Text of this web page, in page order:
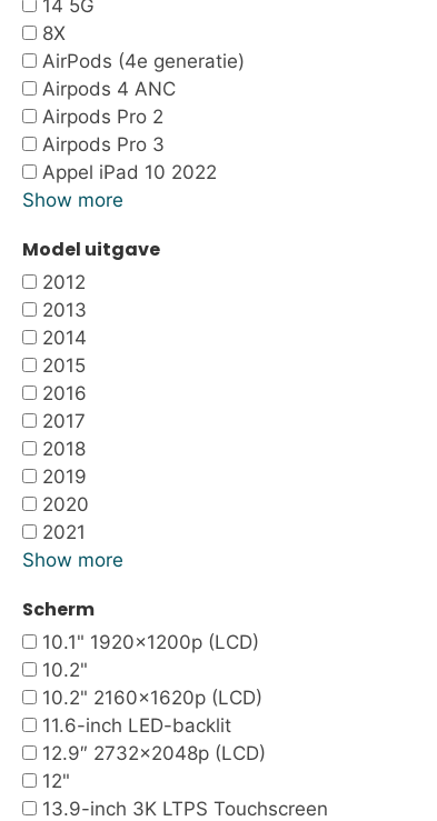
14 5G
8X
AirPods (4e generatie)
Airpods 4 ANC
Airpods Pro 2
Airpods Pro 3
Appel iPad 10 2022
Show more
Model uitgave
2012
2013
2014
2015
2016
2017
2018
2019
2020
2021
Show more
Scherm
10.1" 1920x1200p (LCD)
10.2"
10.2" 2160x1620p (LCD)
11.6-inch LED-backlit
12.9″ 2732×2048p (LCD)
12"
13.9-inch 3K LTPS Touchscreen